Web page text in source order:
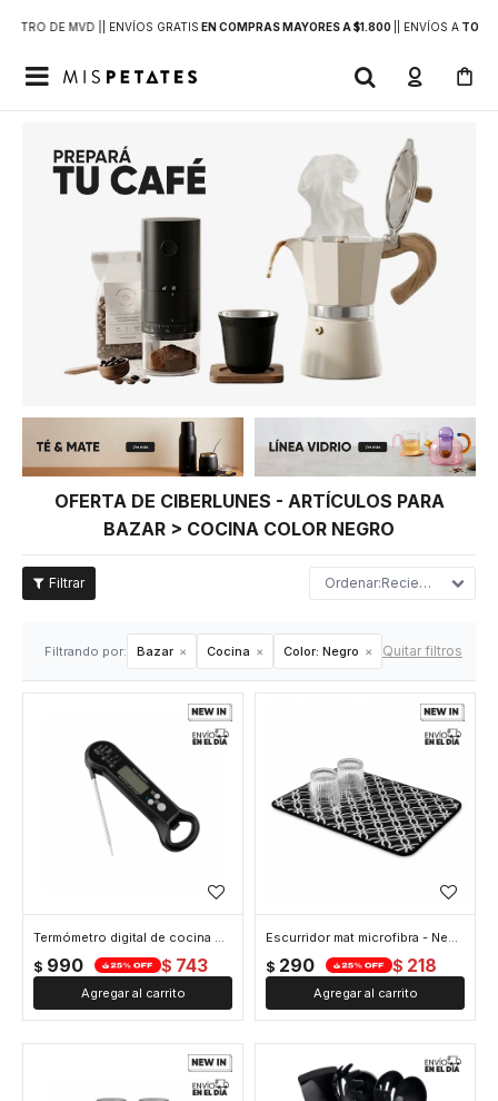
DE MVD | | ENVÍOS GRATIS EN COMPRAS MAYORES A $1.800 | ENVÍOS ATODO

OFERTA DE CIBERLUNES - ARTÍCULOS PARA
BAZAR > COCINA COLOR NEGRO
Recientes
Filtrando por: Bazar Cocina Color: Negro Quitar filtros
Termómetro digital de cocina magnético y con destapador - Negro
$ 990 $ 743
Escurridor mat microfibra - Negro
$ 290 $ 218